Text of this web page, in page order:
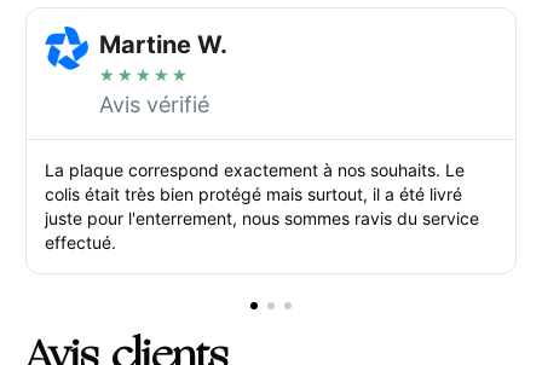
Martine W.
★ ★ ★ ★ ★
Avis vérifié
La plaque correspond exactement à nos souhaits. Le
colis était très bien protégé mais surtout, il a été livré
juste pour l'enterrement, nous sommes ravis du service
effectué.